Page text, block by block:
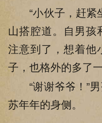
“小伙子，赶紧
山搭腔道。自男孩
注意到了，想着他
子，也格外的多了
“谢谢爷爷！”男
苏年年的身侧。